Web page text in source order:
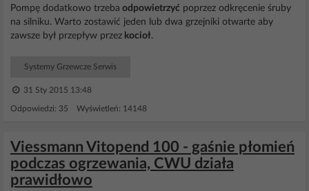
Pompę dodatkowo trzeba odpowietrzyć poprzez odkręcenie śruby
na silniku. Warto zostawić jeden lub dwa grzejniki otwarte aby
zawsze był przepływ przez kocioł.
Systemy Grzewcze Serwis
31 Sty 2015 13:48
Odpowiedzi: 35 Wyświetleń: 14148
Viessmann Vitopend 100 - gaśnie płomień
podczas ogrzewania, CWU działa
prawidłowo